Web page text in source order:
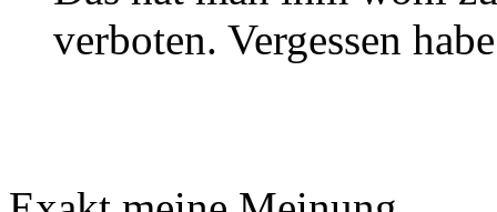
verboten. Vergessen